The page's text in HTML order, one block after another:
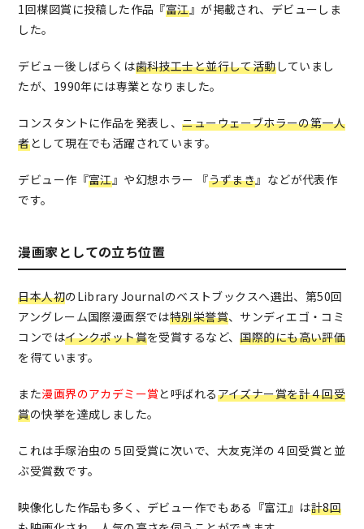
1回楳図賞に投稿した作品 『富江』が掲載され、デビューしま
した。
デビュー後しばらくは歯科技工士と並行して活動していまし
たが、1990年には専業となりました。
コンスタントに作品を発表し、ニューウェーブホラーの第一人
者として現在でも活躍されています。
デビュー作『富江』や幻想ホラー 『うずまき』などが代表作
です。
漫画家としての立ち位置
日本人初のLibrary Journalのベストブックスへ選出、第50回
アングレーム国際漫画祭では特別栄誉賞、サンディエゴ・コミ
コンではインクポット賞を受賞するなど、国際的にも高い評価
を得ています。
また漫画界のアカデミー賞と呼ばれるアイズナー賞を計４回受
賞の快挙を達成しました。
これは手塚治虫の５回受賞に次いで、大友克洋の４回受賞と並
ぶ受賞数です。
映像化した作品も多く、デビュー作でもある『富江』は計8回